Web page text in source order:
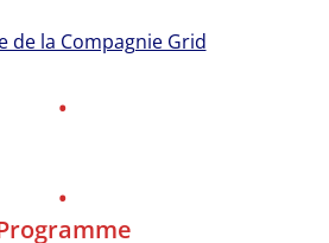
de la Compagnie Grid
•
•